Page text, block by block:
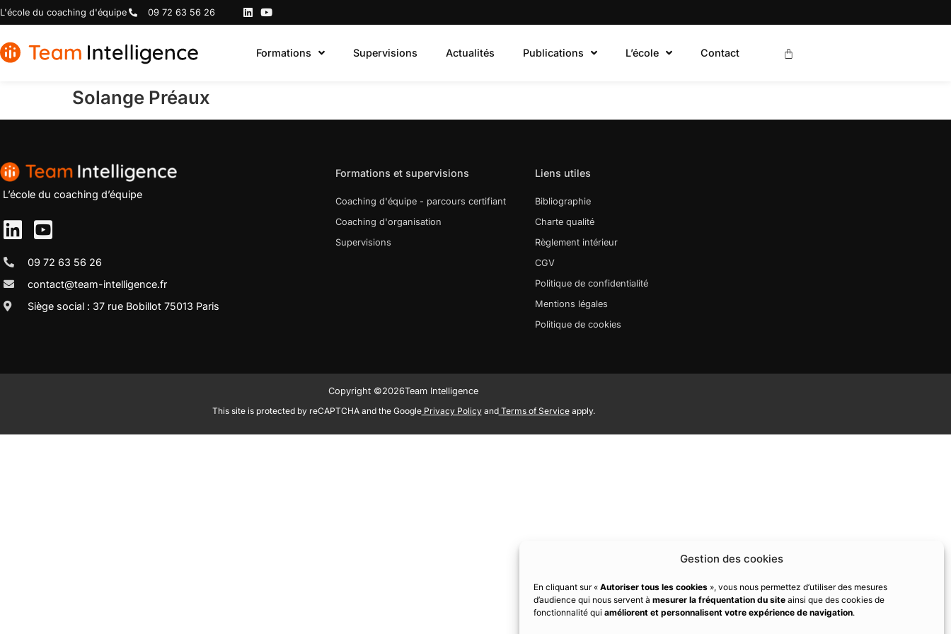
Gestion des cookies
En cliquant sur « Autoriser tous les cookies », vous nous permettez d’utiliser des mesures
d’audience qui nous servent à mesurer la fréquentation du site ainsi que des cookies de
fonctionnalité qui améliorent et personnalisent votre expérience de navigation.
L'école du coaching d'équipe 09 72 63 56 26
Formations Supervisions Actualités Publications L’école Contact
Solange Préaux
L’école du coaching d’équipe
09 72 63 56 26
contact@team-intelligence.fr
Siège social : 37 rue Bobillot 75013 Paris
Formations et supervisions
Coaching d'équipe - parcours certifiant
Coaching d'organisation
Supervisions
Liens utiles
Bibliographie
Charte qualité
Règlement intérieur
CGV
Politique de confidentialité
Mentions légales
Politique de cookies
Copyright ©2026Team Intelligence
This site is protected by reCAPTCHA and the GooglePrivacy PolicyandTerms of Serviceapply.